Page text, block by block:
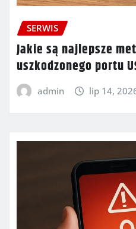
SERWIS
Jakie są najlepsze
uszkodzonego portu
admin lip 14,